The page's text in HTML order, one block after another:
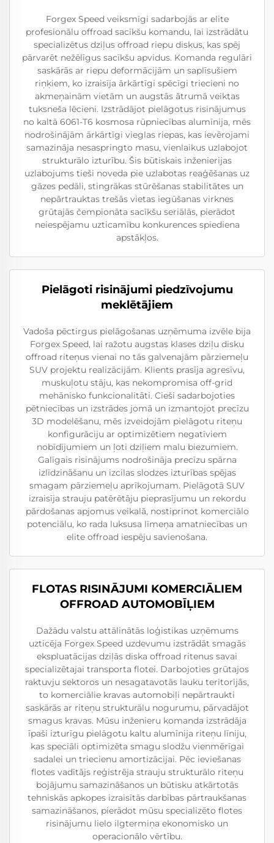
Forgex Speed veiksmīgi sadarbojās ar elite
profesionālu offroad sacīkšu komandu, lai izstrādātu
specializētus dziļus offroad riepu diskus, kas spēj
pārvarēt nežēlīgus sacīkšu apvidus. Komanda regulāri
saskārās ar riepu deformācijām un saplīsušiem
riņķiem, ko izraisīja ārkārtīgi spēcīgi triecieni no
akmeņainām vietām un augstās ātrumā veiktas
tuksneša lēcieni. Izstrādājot pielāgotus risinājumus
no kaltā 6061-T6 kosmosa rūpniecības alumīnija, mēs
nodrošinājām ārkārtīgi vieglas riepas, kas ievērojami
samazināja nesaspringto masu, vienlaikus uzlabojot
strukturālo izturību. Šis būtiskais inženierijas
uzlabojums tieši noveda pie uzlabotas reaģēšanas uz
gāzes pedāli, stingrākas stūrēšanas stabilitātes un
nepārtrauktas trešās vietas iegūšanas virknes
grūtajās čempionāta sacīkšu seriālās, pierādot
neiespējamu uzticamību konkurences spiediena
apstākļos.
Pielāgoti risinājumi piedzīvojumu
meklētājiem
Vadoša pēctirgus pielāgošanas uzņēmuma izvēle bija
Forgex Speed, lai ražotu augstas klases dziļu disku
offroad riteņus vienai no tās galvenajām pārziemeļu
SUV projektu realizācijām. Klients prasīja agresīvu,
muskuļotu stāju, kas nekompromisa off-grid
mehānisko funkcionalitāti. Cieši sadarbojoties
pētniecības un izstrādes jomā un izmantojot precīzu
3D modelēšanu, mēs izveidojām pielāgotu riteņu
konfigurāciju ar optimizētiem negatīviem
nobīdījumiem un ļoti dziļiem malu biezumiem.
Galīgais risinājums nodrošināja precīzu spārna
izlīdzināšanu un izcilas slodzes izturības spējas
smagam pārziemeļu aprīkojumam. Pielāgotā SUV
izraisīja strauju patērētāju pieprasījumu un rekordu
pārdošanas apjomus veikalā, nostiprinot komerciālo
potenciālu, ko rada luksusa līmeņa amatniecības un
elite offroad iespēju savienošana.
FLOTAS RISINĀJUMI KOMERCIĀLIEM
OFFROAD AUTOMOBĪĻIEM
Dažādu valstu attālinātās loģistikas uzņēmums
uzticēja Forgex Speed uzdevumu izstrādāt smagās
ekspluatācijas dziļās diska offroad ritenus savai
specializētajai transporta flotei. Darbojoties grūtajos
raktuvju sektoros un nesagatavotās lauku teritorijās,
to komerciālie kravas automobiļi nepārtraukti
saskārās ar riteņu strukturālu nogurumu, pārvadājot
smagus kravas. Mūsu inženieru komanda izstrādāja
īpaši izturīgu pielāgotu kaltu alumīnija riteņu līniju,
kas speciāli optimizēta smagu slodžu vienmērīgai
sadalei un triecienu amortizācijai. Pēc ieviešanas
flotes vadītājs reģistrēja strauju strukturālo riteņu
bojājumu samazināšanos un būtisku atkārtotās
tehniskās apkopes izraisītās darbības pārtraukšanas
samazināšanos, pierādot mūsu specializēto flotes
risinājumu lielo ilgtermiņa ekonomisko un
operacionālo vērtību.